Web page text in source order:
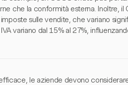
che la conformità esterna. Inoltre,
sulle vendite, che variano
variano dal 15% al 27%,
le aziende devono